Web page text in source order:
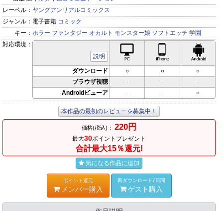
レーベル： ヤングアンリアルコミックス
ジャンル： 電子書籍 コミック
キー： ホラー ファンタジー オカルト モンスター娘 ソフトエッチ 学園
対応環境：
説明
iPhone対応
ダウンロード ○ ○
○
ブラウザ視聴
- -
-
Androidビューア
- - ○
本作品の最初のレビューを募集中！
価格(税込)： 220円
最大30ポイントプレゼント
合計最大15％還元!
気になる作品に追加
ポイント還元
メンバー購入
再ダウンロード7日間
ゲスト購入